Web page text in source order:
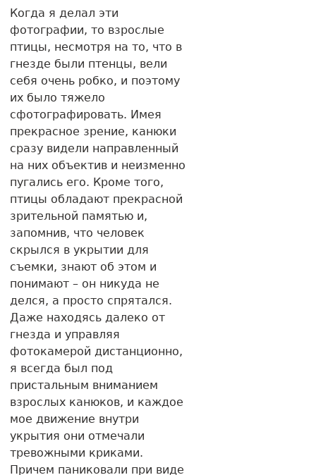
Когда я делал эти
фотографии, то взрослые
птицы, несмотря на то, что в
гнезде были птенцы, вели
себя очень робко, и поэтому
их было тяжело
сфотографировать. Имея
прекрасное зрение, канюки
сразу видели направленный
на них объектив и неизменно
пугались его. Кроме того,
птицы обладают прекрасной
зрительной памятью и,
запомнив, что человек
скрылся в укрытии для
съемки, знают об этом и
понимают – он никуда не
делся, а просто спрятался.
Даже находясь далеко от
гнезда и управляя
фотокамерой дистанционно,
я всегда был под
пристальным вниманием
взрослых канюков, и каждое
мое движение внутри
укрытия они отмечали
тревожными криками.
Причем паниковали при виде